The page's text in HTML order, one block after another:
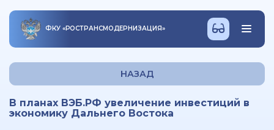
ФКУ «РОСТРАНСМОДЕРНИЗАЦИЯ»
НАЗАД
В планах ВЭБ.РФ увеличение инвестиций в
экономику Дальнего Востока